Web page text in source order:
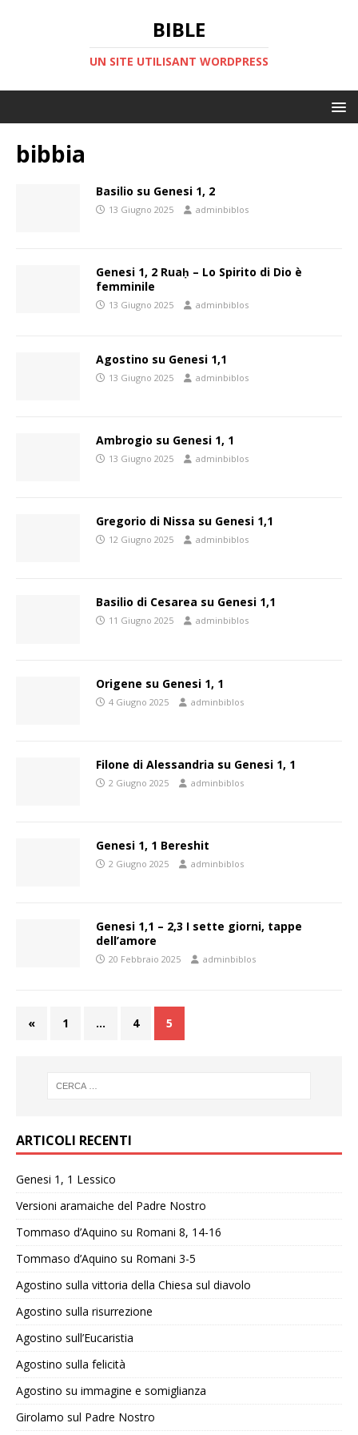
BIBLE
UN SITE UTILISANT WORDPRESS
bibbia
Basilio su Genesi 1, 2
13 Giugno 2025 adminbiblos
Genesi 1, 2 Ruaḥ – Lo Spirito di Dio è
femminile
13 Giugno 2025 adminbiblos
Agostino su Genesi 1,1
13 Giugno 2025 adminbiblos
Ambrogio su Genesi 1, 1
13 Giugno 2025 adminbiblos
Gregorio di Nissa su Genesi 1,1
12 Giugno 2025 adminbiblos
Basilio di Cesarea su Genesi 1,1
11 Giugno 2025 adminbiblos
Origene su Genesi 1, 1
4 Giugno 2025 adminbiblos
Filone di Alessandria su Genesi 1, 1
2 Giugno 2025 adminbiblos
Genesi 1, 1 Bereshit
2 Giugno 2025 adminbiblos
Genesi 1,1 – 2,3 I sette giorni, tappe
dell’amore
20 Febbraio 2025 adminbiblos
« 1 … 4 5
ARTICOLI RECENTI
Genesi 1, 1 Lessico
Versioni aramaiche del Padre Nostro
Tommaso d’Aquino su Romani 8, 14-16
Tommaso d’Aquino su Romani 3-5
Agostino sulla vittoria della Chiesa sul diavolo
Agostino sulla risurrezione
Agostino sull’Eucaristia
Agostino sulla felicità
Agostino su immagine e somiglianza
Girolamo sul Padre Nostro